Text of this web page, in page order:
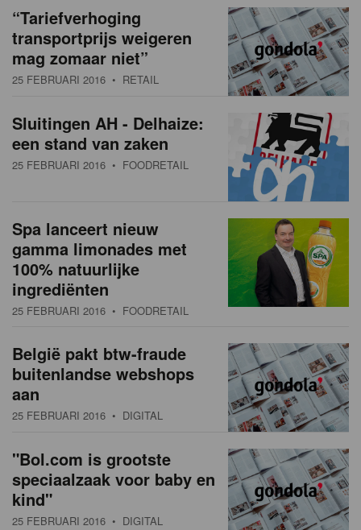
c
h
“Tariefverhoging
transportprijs weigeren
mag zomaar niet”
25 FEBRUARI 2016 • RETAIL
Sluitingen AH - Delhaize:
een stand van zaken
25 FEBRUARI 2016 • FOODRETAIL
Spa lanceert nieuw
gamma limonades met
100% natuurlijke
ingrediënten
25 FEBRUARI 2016 • FOODRETAIL
België pakt btw-fraude
buitenlandse webshops
aan
25 FEBRUARI 2016 • DIGITAL
"Bol.com is grootste
speciaalzaak voor baby en
kind"
25 FEBRUARI 2016 • DIGITAL